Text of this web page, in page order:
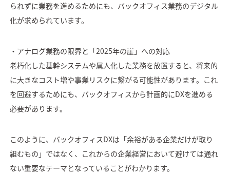
られずに業務を進めるためにも、バックオフィス業務のデジタル
化が求められています。
・アナログ業務の限界と「2025年の崖」への対応
老朽化した基幹システムや属人化した業務を放置すると、将来的
に大きなコスト増や事業リスクに繋がる可能性があります。これ
を回避するためにも、バックオフィスから計画的にDXを進める
必要があります。
このように、バックオフィスDXは「余裕がある企業だけが取り
組むもの」ではなく、これからの企業経営において避けては通れ
ない重要なテーマとなっていることがわかります。